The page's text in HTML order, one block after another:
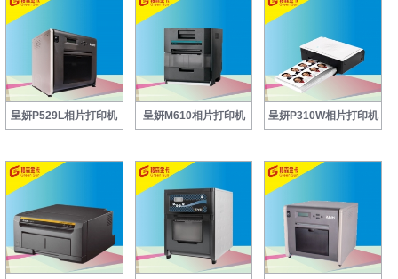
呈妍P529L相片打印机 呈妍M610相片打印机 呈妍P310W相片打印机